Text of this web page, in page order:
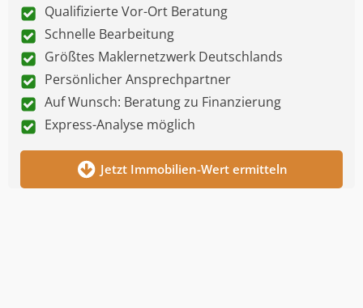
Qualifizierte Vor-Ort Beratung
Schnelle Bearbeitung
Größtes Maklernetzwerk Deutschlands
Persönlicher Ansprechpartner
Auf Wunsch: Beratung zu Finanzierung
Express-Analyse möglich
Jetzt Immobilien-Wert ermitteln